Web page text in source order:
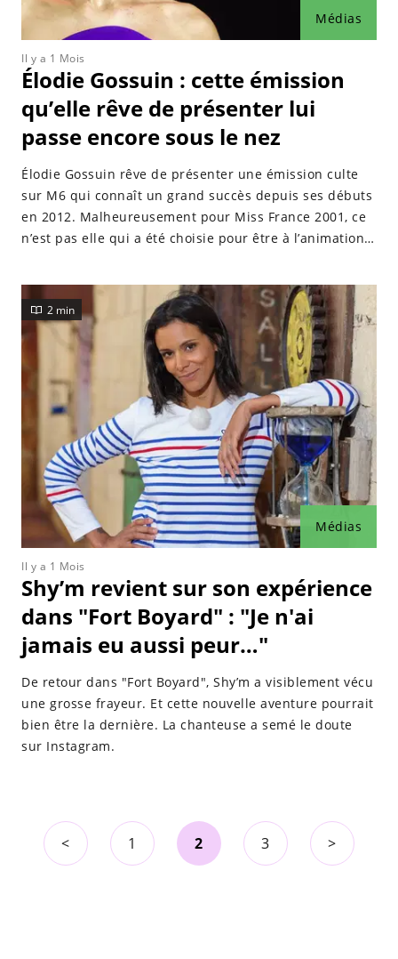
Médias
Il y a 1 Mois
Élodie Gossuin : cette émission
qu’elle rêve de présenter lui
passe encore sous le nez
Élodie Gossuin rêve de présenter une émission culte
sur M6 qui connaît un grand succès depuis ses débuts
en 2012. Malheureusement pour Miss France 2001, ce
n’est pas elle qui a été choisie pour être à l’animation
Médias
2 min
Il y a 1 Mois
Shy’m revient sur son expérience
dans "Fort Boyard" : "Je n'ai
jamais eu aussi peur…"
De retour dans "Fort Boyard", Shy’m a visiblement vécu
une grosse frayeur. Et cette nouvelle aventure pourrait
bien être la dernière. La chanteuse a semé le doute
sur Instagram.
< 1 2 3 >